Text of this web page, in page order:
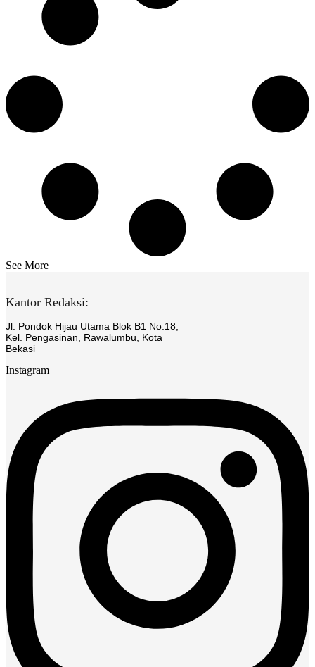
See More
Kantor Redaksi:
Jl. Pondok Hijau Utama Blok B1 No.18,
Kel. Pengasinan, Rawalumbu, Kota
Bekasi
Instagram